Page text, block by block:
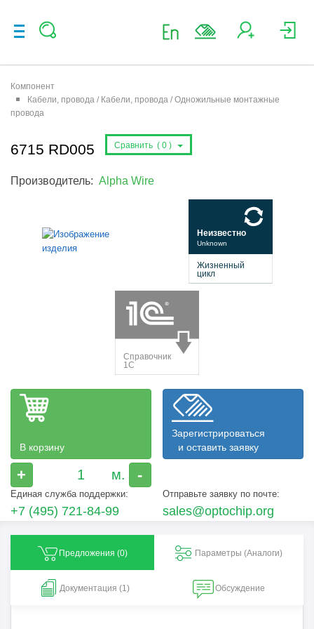
Компонент
Кабели, провода / Кабели, провода / Одножильные монтажные
провода
6715 RD005 Сравнить ( 0 )
Производитель: Alpha Wire
В корзину
+ -
Зарегистрироваться
и оставить заявку
Единая служба поддержки:
+7 (495) 721-84-99
Отправьте заявку по почте:
sales@optochip.org
Предложения (0) Параметры (Aналоги)
Документация (1) Обсуждение